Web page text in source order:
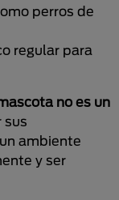
perros de
regular para
no es un
sus
ambiente
y ser